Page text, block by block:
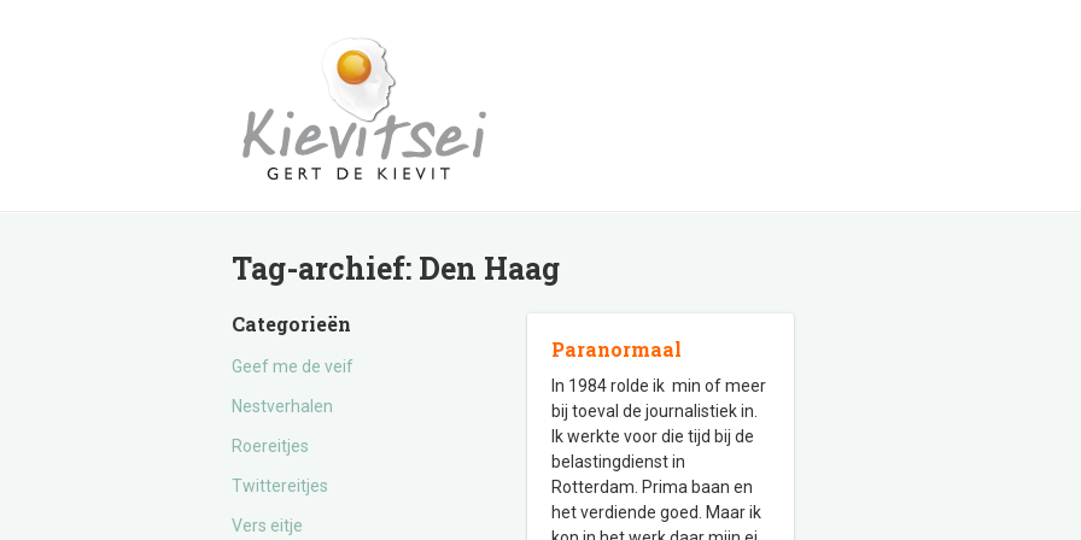
Tag-archief: Den Haag
Categorieën
Geef me de veif
Nestverhalen
Roereitjes
Twittereitjes
Vers eitje
Paranormaal
In 1984 rolde ik min of meer
bij toeval de journalistiek in.
Ik werkte voor die tijd bij de
belastingdienst in
Rotterdam. Prima baan en
het verdiende goed. Maar ik